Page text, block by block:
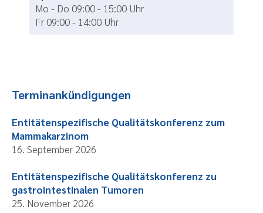
Mo - Do 09:00 - 15:00 Uhr
Fr 09:00 - 14:00 Uhr
Terminankündigungen
Entitätenspezifische Qualitätskonferenz zum
Mammakarzinom
16. September 2026
Entitätenspezifische Qualitätskonferenz zu
gastrointestinalen Tumoren
25. November 2026